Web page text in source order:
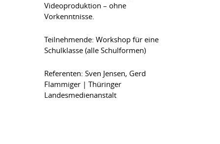
Videoproduktion – ohne
Vorkenntnisse.
Teilnehmende: Workshop für eine
Schulklasse (alle Schulformen)
Referenten: Sven Jensen, Gerd
Flammiger | Thüringer
Landesmedienanstalt